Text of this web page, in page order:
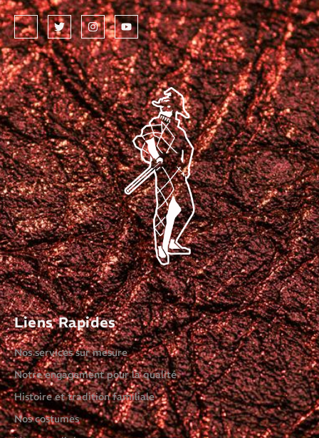
Liens Rapides
Nos services sur mesure
Notre engagement pour la qualité
Histoire et tradition familiale
Nos costumes